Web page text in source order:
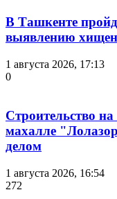
В Ташкенте
выявлению
1 августа 2026, 17:13
0
Строительство
махалле
делом
1 августа 2026, 16:54
272